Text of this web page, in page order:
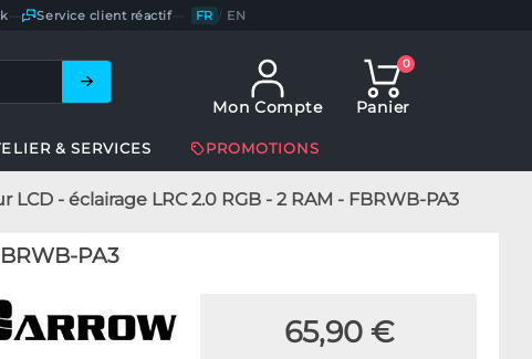
Service client réactif— FR / EN
Mon Compte
0
Panier
& SERVICES PROMOTIONS
- éclairage LRC 2.0 RGB - 2 RAM - FBRWB-PA3
PA3
65,90 €